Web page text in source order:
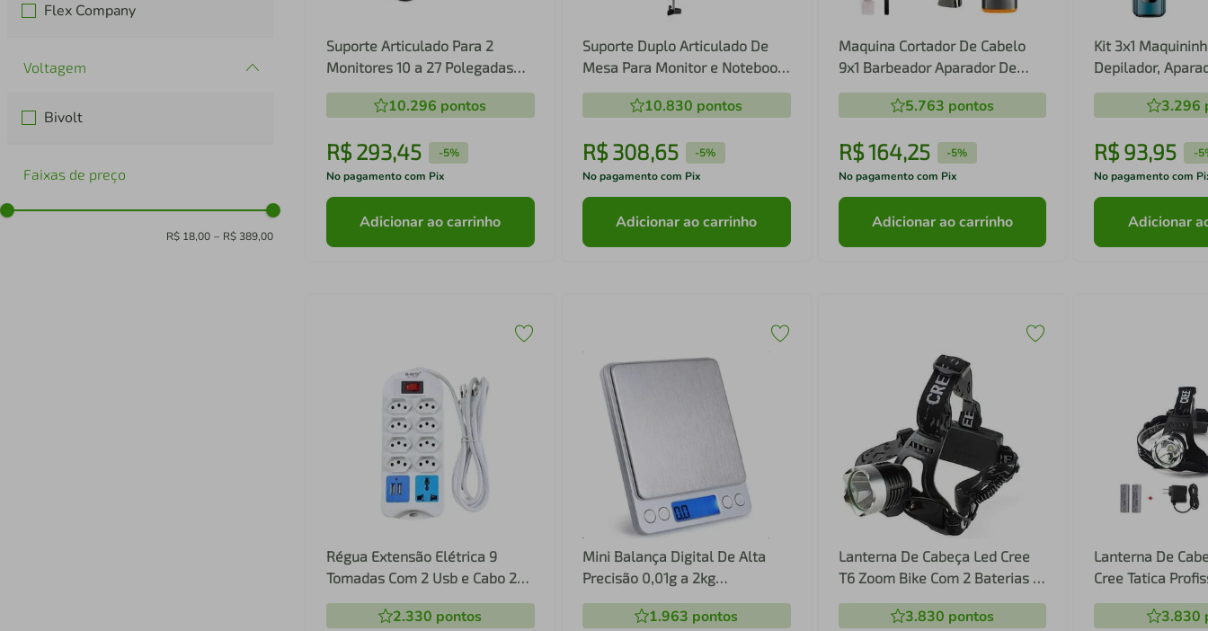
Flex Company
Voltagem
Bivolt
Faixas de preço
R$ 18,00 – R$ 389,00
Suporte Articulado Para 2
Monitores 10 a 27 Polegadas
Uso em Mesa Bmg-31
10.296 pontos
R$ 293,45 -5%
No pagamento com Pix
Adicionar ao carrinho
Suporte Duplo Articulado De
Mesa Para Monitor e Notebook
BMG-33
10.830 pontos
R$ 308,65 -5%
No pagamento com Pix
Adicionar ao carrinho
Maquina Cortador De Cabelo
9x1 Barbeador Aparador De
Pêlos Nariz
5.763 pontos
R$164,25 -5%
No pagamento com Pix
Adicionar ao carrinho
Kit 3x1
Depilador,
Nariz Masculino
3.296
R$93,95 -
No pagamento com
Adicionar
Régua Extensão Elétrica 9
Tomadas Com 2 Usb e Cabo 2
Metros
2.330 pontos
Mini Balança Digital De Alta
Precisão 0,01g a 2kg
Profissional
1.963 pontos
Lanterna De Cabeça Led Cree
T6 Zoom Bike Com 2 Baterias e
Carregador Veicular
3.830 pontos
Lanterna De
Cree Tatica
Zoom
3.830